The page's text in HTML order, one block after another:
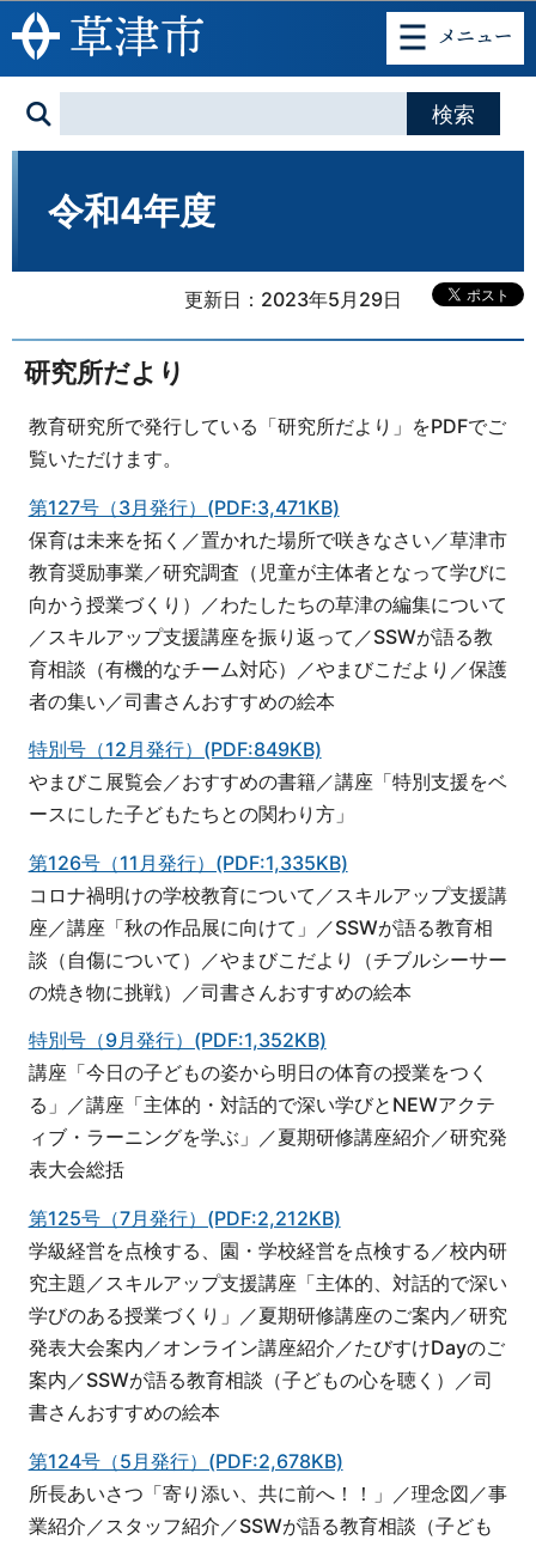
このページの本文へ移動
令和4年度
更新日：2023年5月29日
研究所だより
教育研究所で発行している「研究所だより」をPDFでご
覧いただけます。
第127号（3月発行）(PDF:3,471KB)
保育は未来を拓く／置かれた場所で咲きなさい／草津市
教育奨励事業／研究調査（児童が主体者となって学びに
向かう授業づくり）／わたしたちの草津の編集について
／スキルアップ支援講座を振り返って／SSWが語る教
育相談（有機的なチーム対応）／やまびこだより／保護
者の集い／司書さんおすすめの絵本
特別号（12月発行）(PDF:849KB)
やまびこ展覧会／おすすめの書籍／講座「特別支援をベ
ースにした子どもたちとの関わり方」
第126号（11月発行）(PDF:1,335KB)
コロナ禍明けの学校教育について／スキルアップ支援講
座／講座「秋の作品展に向けて」／SSWが語る教育相
談（自傷について）／やまびこだより（チブルシーサー
の焼き物に挑戦）／司書さんおすすめの絵本
特別号（9月発行）(PDF:1,352KB)
講座「今日の子どもの姿から明日の体育の授業をつく
る」／講座「主体的・対話的で深い学びとNEWアクテ
ィブ・ラーニングを学ぶ」／夏期研修講座紹介／研究発
表大会総括
第125号（7月発行）(PDF:2,212KB)
学級経営を点検する、園・学校経営を点検する／校内研
究主題／スキルアップ支援講座「主体的、対話的で深い
学びのある授業づくり」／夏期研修講座のご案内／研究
発表大会案内／オンライン講座紹介／たびすけDayのご
案内／SSWが語る教育相談（子どもの心を聴く）／司
書さんおすすめの絵本
第124号（5月発行）(PDF:2,678KB)
所長あいさつ「寄り添い、共に前へ！！」／理念図／事
業紹介／スタッフ紹介／SSWが語る教育相談（子ども